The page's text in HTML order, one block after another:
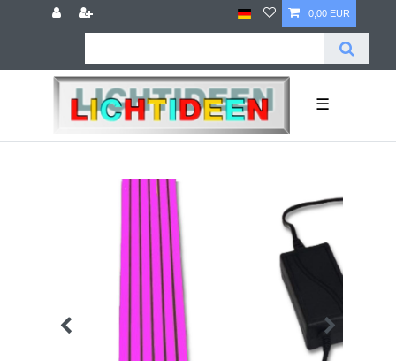
0,00 EUR
☰